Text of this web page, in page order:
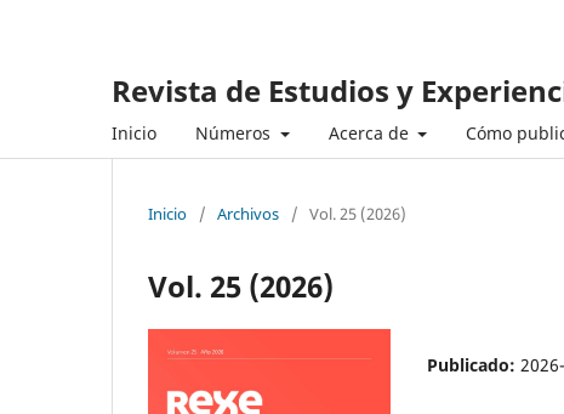
Revista de Estudios y
Inicio Números Acerca de Cómo
Inicio / Archivos / Vol. 25 (2026)
Vol. 25 (2026)
Publicado: